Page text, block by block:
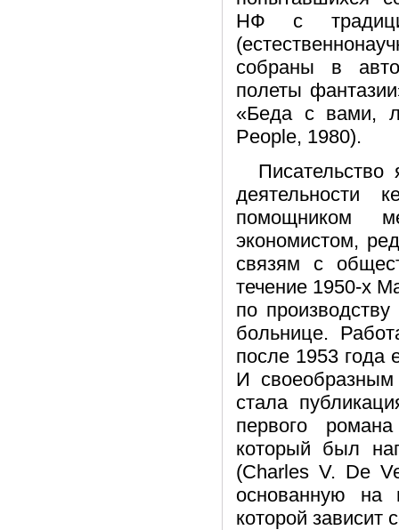
НФ с
собраны в
полеты
«Беда с вами,
People, 1980).
помощником
экономистом,
связям с
течение 1950-х
по
больнице.
после 1953 года
И своеобразным
стала
первого
который был
(Charles V. De
основанную
которой зависит